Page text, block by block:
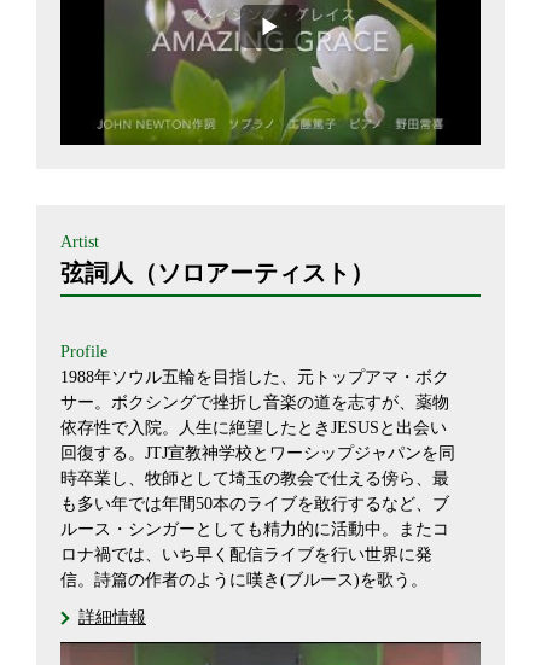
Artist
弦詞人（ソロアーティスト）
Profile
1988年ソウル五輪を目指した、元トップアマ・ボク
サー。ボクシングで挫折し音楽の道を志すが、薬物
依存性で入院。人生に絶望したときJESUSと出会い
回復する。JTJ宣教神学校とワーシップジャパンを同
時卒業し、牧師として埼玉の教会で仕える傍ら、最
も多い年では年間50本のライブを敢行するなど、ブ
ルース・シンガーとしても精力的に活動中。またコ
ロナ禍では、いち早く配信ライブを行い世界に発
信。詩篇の作者のように嘆き(ブルース)を歌う。
詳細情報